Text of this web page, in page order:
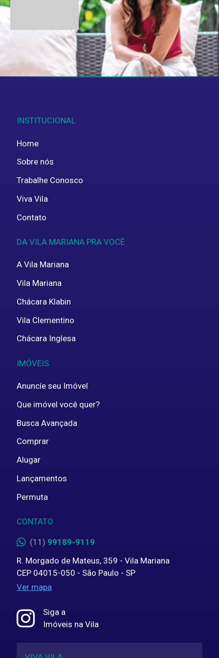
Aceito fornecer estes dados pessoais para
uso interno, em concordância com apolítica de
privacidade.
ENVIAR
INSTITUCIONAL
Home
Sobre nós
Trabalhe Conosco
Viva Vila
Contato
DA VILA MARIANA PRA VOCÊ
A Vila Mariana
Vila Mariana
Chácara Klabin
Vila Clementino
Chácara Inglesa
IMÓVEIS
Anuncíe seu Imóvel
Que imóvel você quer?
Busca Avançada
Comprar
Alugar
Lançamentos
Permuta
CONTATO
(11) 99189-9119
R. Morgado de Mateus, 359 - Vila Mariana
CEP 04015-050 - São Paulo - SP
Ver mapa
Siga a
Imóveis na Vila